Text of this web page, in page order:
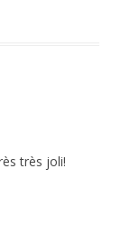
très joli!